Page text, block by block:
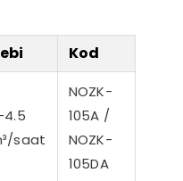
Kod
4.5
saat
NOZK-
105A /
NOZK-
105DA